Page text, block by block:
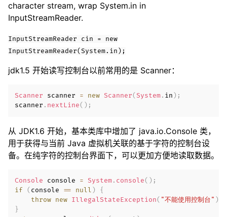
character stream, wrap System.in in
InputStreamReader.
InputStreamReader cin = new
InputStreamReader(System.in);
jdk1.5 开始读写控制台以前常用的是 Scanner：
Scanner scanner = new Scanner(System. in ) ;
scanner . nextLine( ) ;
从 JDK1.6 开始，基本类库中增加了 java.io.Console 类，
用于获得与当前 Java 虚拟机关联的基于字符的控制台设
备。在纯字符的控制台界面下，可以更加方便地读取数据。
Console console = System. console( ) ;
if
( console == null )
{
throw new IllegalStateException( "不能使用控制台" )
}